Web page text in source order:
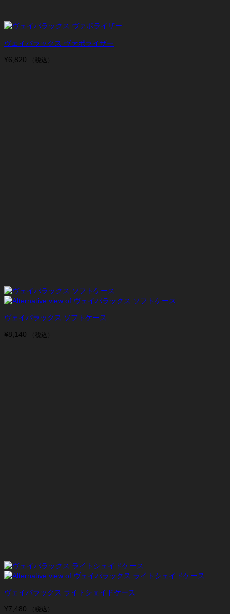
ヴェイパラックス ヴァポライザー
¥6,820 （税込）
ヴェイパラックス ソフトケース
¥8,140 （税込）
ヴェイパラックス ライトシェイドケース
¥7,480 （税込）